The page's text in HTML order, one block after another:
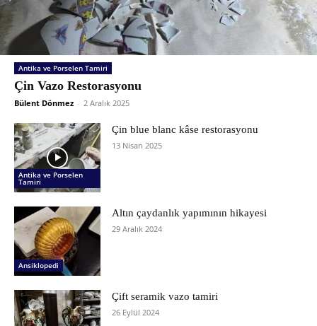
Antika ve Porselen Tamiri
Çin Vazo Restorasyonu
Bülent Dönmez - 2 Aralık 2025
Antika ve Porselen
Tamiri
Çin blue blanc kâse restorasyonu
13 Nisan 2025
Ansiklopedi
Altın çaydanlık yapımının hikayesi
29 Aralık 2024
Çift seramik vazo tamiri
26 Eylül 2024